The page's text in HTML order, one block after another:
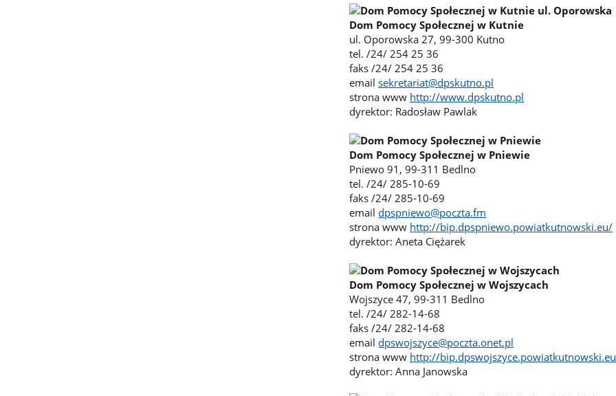
Dom Pomocy Społecznej w Kutnie
ul. Oporowska 27, 99-300 Kutno
tel. /24/ 254 25 36
faks /24/ 254 25 36
emailsekretariat@dpskutno.pl
strona www http://www.dpskutno.pl
dyrektor: Radosław Pawlak
Dom Pomocy Społecznej w Pniewie
Pniewo 91, 99-311 Bedlno
tel. /24/ 285-10-69
faks /24/ 285-10-69
emaildpspniewo@poczta.fm
strona www http://bip.dpspniewo.powiatkutnowski.eu/
dyrektor: Aneta Ciężarek
Dom Pomocy Społecznej w Wojszycach
Wojszyce 47, 99-311 Bedlno
tel. /24/ 282-14-68
faks /24/ 282-14-68
emaildpswojszyce@poczta.onet.pl
strona www http://bip.dpswojszyce.powiatkutnowski.eu
dyrektor: Anna Janowska